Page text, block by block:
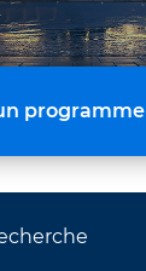
programme